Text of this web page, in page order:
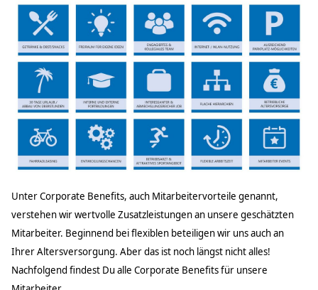
Unter Corporate Benefits, auch Mitarbeitervorteile genannt,
verstehen wir wertvolle Zusatzleistungen an unsere geschätzten
Mitarbeiter. Beginnend bei flexiblen beteiligen wir uns auch an
Ihrer Altersversorgung. Aber das ist noch längst nicht alles!
Nachfolgend findest Du alle Corporate Benefits für unsere